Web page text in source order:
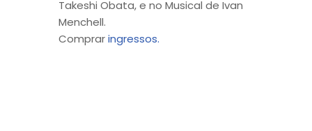
Takeshi Obata, e no Musical de Ivan
Menchell.
Compraringressos.